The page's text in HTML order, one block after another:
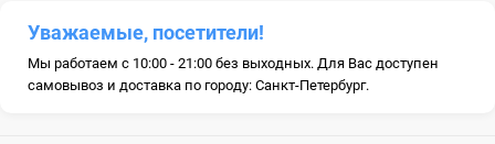
Уважаемые, посетители!
Мы работаем с 10:00 - 21:00 без выходных. Для Вас доступен
самовывоз и доставка по городу: Санкт-Петербург.